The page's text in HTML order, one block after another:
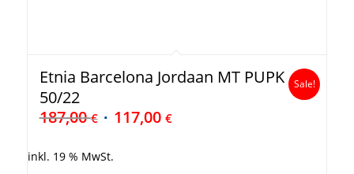
Etnia Barcelona Jordaan MT PUPK
50/22
187,00€ 117,00 €
Sale!
inkl. 19 % MwSt.